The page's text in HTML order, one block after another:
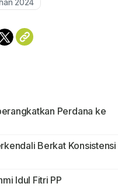
2024
Perdana ke
Berkat Konsistensi
Idul Fitri PP